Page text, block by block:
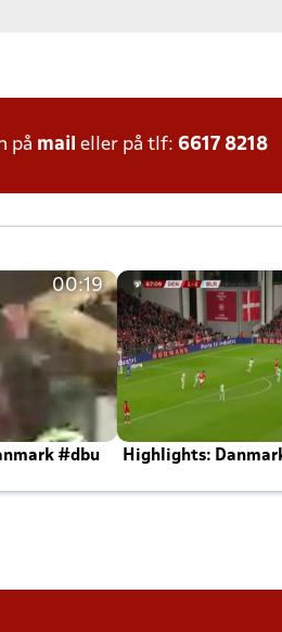
på mail eller på tlf: 6617 8218
00:19
#dbu
Highlights: